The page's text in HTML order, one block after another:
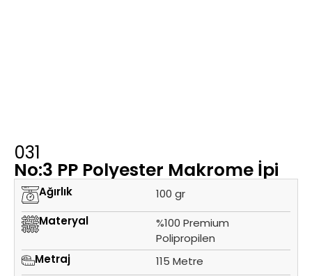
031
No:3 PP Polyester Makrome İpi
Ağırlık
100 gr
Materyal
%100 Premium
Polipropilen
Metraj
115 Metre